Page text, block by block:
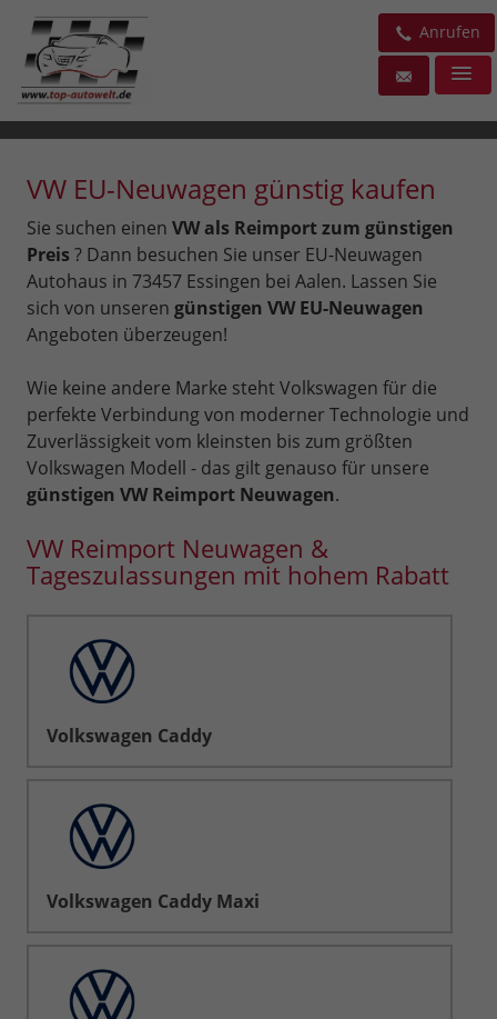
Anrufen
VW EU-Neuwagen günstig kaufen
Sie suchen einen VW als Reimport zum günstigen
Preis? Dann besuchen Sie unser EU-Neuwagen
Autohaus in 73457 Essingen bei Aalen. Lassen Sie
sich von unseren günstigen VW EU-Neuwagen
Angeboten überzeugen!
Wie keine andere Marke steht Volkswagen für die
perfekte Verbindung von moderner Technologie und
Zuverlässigkeit vom kleinsten bis zum größten
Volkswagen Modell - das gilt genauso für unsere
günstigen VW Reimport Neuwagen.
VW Reimport Neuwagen &
Tageszulassungen mit hohem Rabatt
Volkswagen Caddy
Volkswagen Caddy Maxi